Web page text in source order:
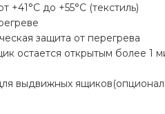
+41°C до +55°C (текстиль)
защита от перегрева
остается открытым более 1
выдвижных